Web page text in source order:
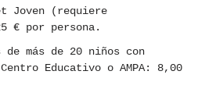
Joven (requiere
€ por persona.
de más de 20 niños con
Educativo o AMPA: 8,00